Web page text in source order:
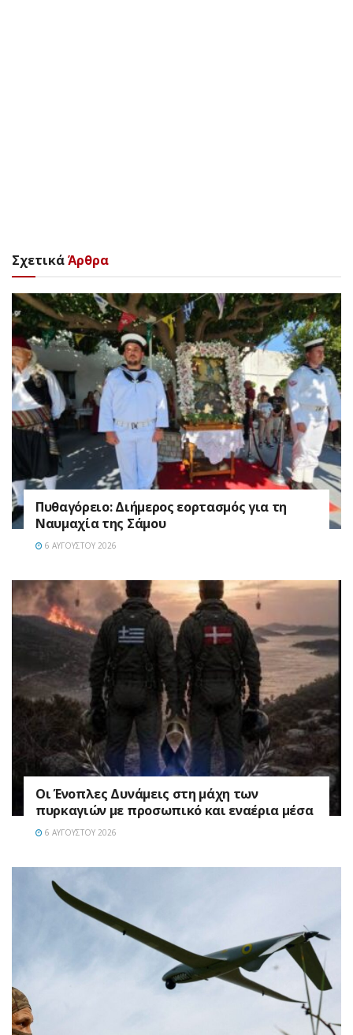
ΣχετικάΆρθρα
Πυθαγόρειο: Διήμερος εορτασμός για τη
Ναυμαχία της Σάμου
6 ΑΥΓΟΎΣΤΟΥ 2026
Οι Ένοπλες Δυνάμεις στη μάχη των
πυρκαγιών με προσωπικό και εναέρια μέσα
6 ΑΥΓΟΎΣΤΟΥ 2026